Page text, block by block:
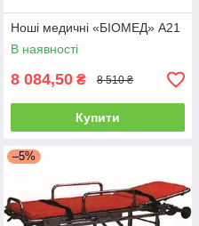
Ноші медичні «БІОМЕД» A21
В наявності
8 084,50 ₴ 8 510 ₴
Купити
–5%